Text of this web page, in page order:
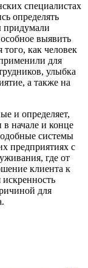
специалистах
определять
придумали
выявить
того, как человек
для
улыбка
а также на
и определяет,
в начале и конце
системы
предприятиях с
где от
клиента к
для